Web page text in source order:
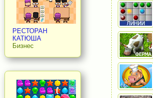
РЕСТОРАН
КАТЮША
Бизнес